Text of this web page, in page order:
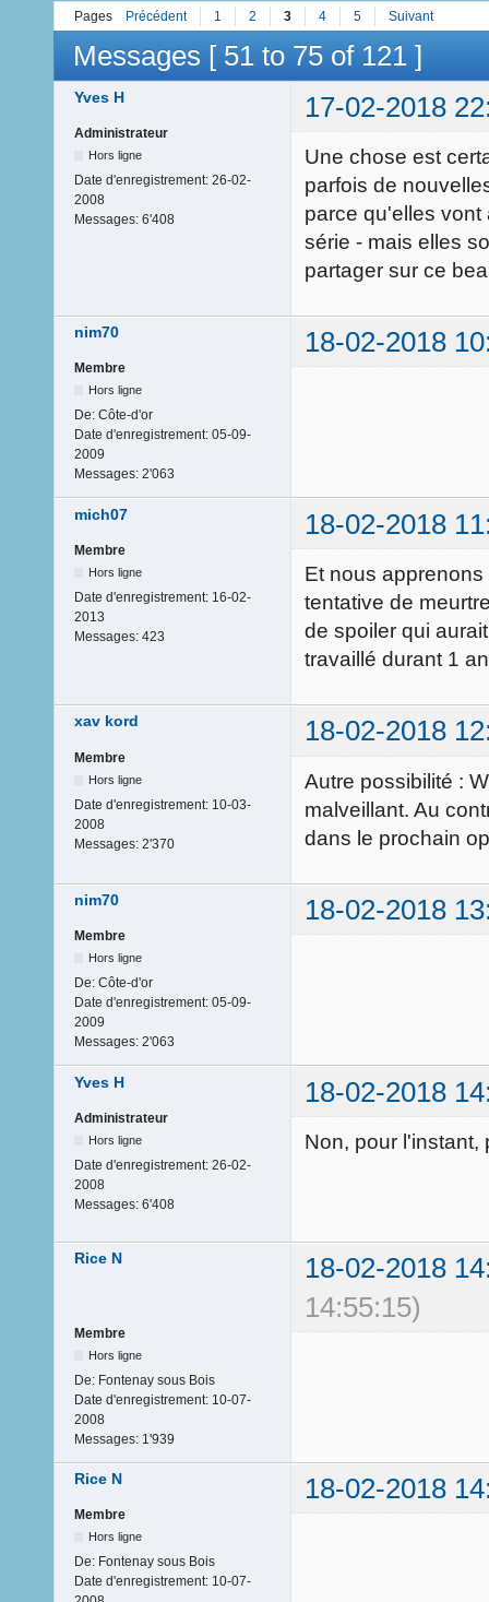
Pages Précédent 1 2 3 4 5 Suivant
Messages [ 51 to 75 of 121 ]
Yves H 17-02-2018
Administrateur
Hors ligne
Date d'enregistrement: 26-02-
2008
Messages: 6'408
Une chose est
parfois de
parce qu'elles vont
série - mais elles
partager sur ce
nim70 18-02-2018
Membre
Hors ligne
De: Côte-d'or
Date d'enregistrement: 05-09-
2009
Messages: 2'063
mich07 18-02-2018
Membre
Hors ligne
Date d'enregistrement: 16-02-
2013
Messages: 423
Et nous apprenons
tentative de
de spoiler qui
travaillé durant 1
xav kord 18-02-2018
Membre
Hors ligne
Date d'enregistrement: 10-03-
2008
Messages: 2'370
Autre possibilité :
malveillant. Au
dans le prochain
nim70 18-02-2018
Membre
Hors ligne
De: Côte-d'or
Date d'enregistrement: 05-09-
2009
Messages: 2'063
Yves H 18-02-2018
Administrateur
Hors ligne
Date d'enregistrement: 26-02-
2008
Messages: 6'408
Non, pour
Rice N
18-02-2018
14:55:15)
Membre
Hors ligne
De: Fontenay sous Bois
Date d'enregistrement: 10-07-
2008
Messages: 1'939
Rice N 18-02-2018
Membre
Hors ligne
De: Fontenay sous Bois
Date d'enregistrement: 10-07-